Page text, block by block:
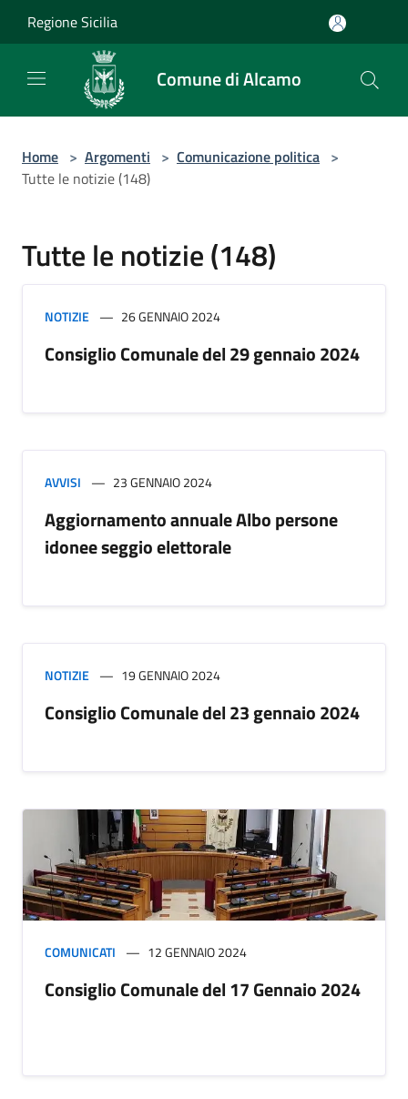
Regione Sicilia
Comune di Alcamo
Home > Argomenti > Comunicazione politica >
Tutte le notizie (148)
Tutte le notizie (148)
NOTIZIE 26 GENNAIO 2024
Consiglio Comunale del 29 gennaio 2024
AVVISI 23 GENNAIO 2024
Aggiornamento annuale Albo persone
idonee seggio elettorale
NOTIZIE 19 GENNAIO 2024
Consiglio Comunale del 23 gennaio 2024
COMUNICATI 12 GENNAIO 2024
Consiglio Comunale del 17 Gennaio 2024